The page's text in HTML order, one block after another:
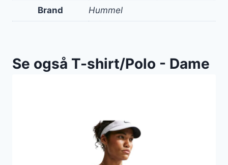
Brand Hummel
Se også T-shirt/Polo - Dame